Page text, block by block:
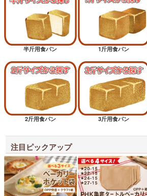
半斤用食パン 1斤用食パン
2斤用食パン 3斤用食パン
注目ピックアップ